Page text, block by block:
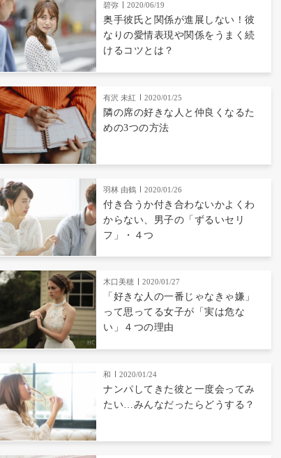
碧弥 2020/06/19
奥手彼氏と関係が進展しない！彼
なりの愛情表現や関係をうまく続
けるコツとは？
有沢 未紅 2020/01/25
隣の席の好きな人と仲良くなるた
めの3つの方法
羽林 由鶴 2020/01/26
付き合うか付き合わないかよくわ
からない、男子の「ずるいセリ
フ」・４つ
木口美穂 2020/01/27
「好きな人の一番じゃなきゃ嫌」
って思ってる女子が「実は危な
い」４つの理由
和 2020/01/24
ナンパしてきた彼と一度会ってみ
たい…みんなだったらどうする？